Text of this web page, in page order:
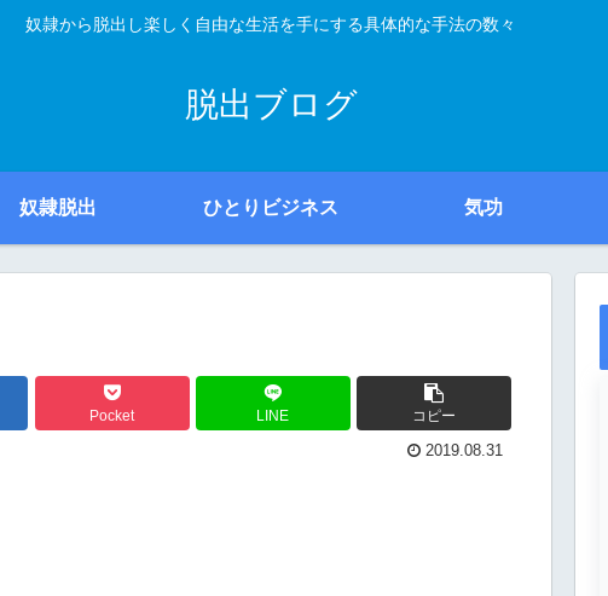
奴隷から脱出し楽しく自由な生活を手にする具体的な手法の数々
脱出ブログ
奴隷脱出 ひとりビジネス 気功
Pocket LINE コピー
2019.08.31